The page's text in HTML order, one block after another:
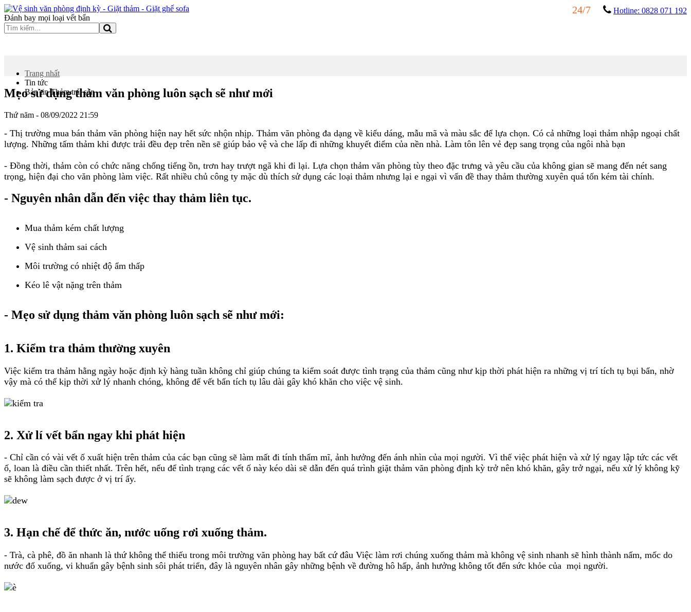
24/7
Hotline: 0828 071 192
Đánh bay mọi loại vết bẩn
Trang nhất
Tin tức
Bản tin Thảm trải sàn
Mẹo sử dụng thảm văn phòng luôn sạch sẽ như mới
Thứ năm - 08/09/2022 21:59
- Thị trường mua bán thảm văn phòng hiện nay hết sức nhộn nhịp. Thảm văn phòng đa dạng về kiểu dáng, mẫu mã và màu sắc để lựa chọn. Có cả những loại thảm nhập ngoại chất
lượng. Những tấm thảm khi được trải đều đẹp trên nền sẽ giúp bảo vệ và che lấp đi những khuyết điểm của nền nhà. Làm tôn lên vẻ đẹp sang trọng của ngôi nhà bạn
- Đồng thời, thảm còn có chức năng chống tiếng ồn, trơn hay trượt ngã khi đi lại. Lựa chọn thảm văn phòng tùy theo đặc trưng và yêu cầu của không gian sẽ mang đến nét sang
trọng, hiện đại cho văn phòng làm việc. Rất nhiều chủ công ty mặc dù thích sử dụng các loại thảm nhưng lại e ngại vì vấn đề thay thảm thường xuyên quá tốn kém tài chính.
- Nguyên nhân dẫn đến việc thay thảm liên tục.
Mua thảm kém chất lượng
Vệ sinh thảm sai cách
Môi trường có nhiệt độ ẩm thấp
Kéo lê vật nặng trên thảm
- Mẹo sử dụng thảm văn phòng luôn sạch sẽ như mới:
1. Kiểm tra thảm thường xuyên
Việc kiểm tra thảm hằng ngày hoặc định kỳ hàng tuần không chỉ giúp chúng ta kiểm soát được tình trạng của thảm cũng như kịp thời phát hiện ra những vị trí tích tụ bụi bẩn, nhờ
vậy mà có thể kịp thời xử lý nhanh chóng, không để vết bẩn tích tụ lâu dài gây khó khăn cho việc vệ sinh.
2. Xử lí vết bẩn ngay khi phát hiện
- Chỉ cần có vài vết ố xuất hiện trên thảm của các bạn cũng sẽ làm mất đi tính thẩm mĩ, ảnh hưởng đến ánh nhìn của mọi người. Vì thế việc phát hiện và xử lý ngay lập tức các vết
ố, loan là điều cần thiết nhất. Trên hết, nếu để tình trạng các vết ố này kéo dài sẽ dẫn đến quá trình giặt thảm văn phòng định kỳ trở nên khó khăn, gây trở ngại, nếu xử lý không kỹ
sẽ không làm sạch được ở vị trí ấy.
3. Hạn chế để thức ăn, nước uống rơi xuống thảm.
- Trà, cà phê, đồ ăn nhanh là thứ không thể thiếu trong môi trường văn phòng hay bất cứ đâu Việc làm rơi chúng xuống thảm mà không vệ sinh nhanh sẽ hình thành nấm, mốc do
nước đổ xuống, vi khuẩn gây bệnh sinh sôi phát triển, đây là nguyên nhân gây những bệnh về đường hô hấp, ảnh hưởng không tốt đến sức khỏe của mọi người.